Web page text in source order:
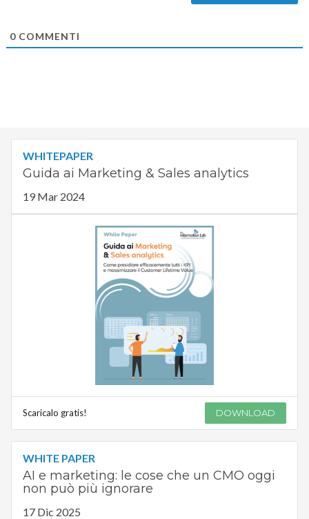
0COMMENTI
WHITEPAPER
Guida ai Marketing & Sales analytics
19 Mar 2024
Scaricalo gratis! DOWNLOAD
WHITE PAPER
AI e marketing: le cose che un CMO oggi
non può più ignorare
17 Dic 2025